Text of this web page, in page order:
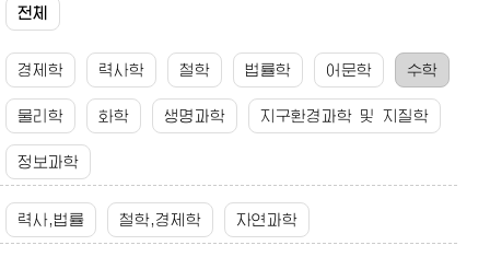
전체
경제학 력사학 철학 법률학 어문학 수학
물리학 화학 생명과학 지구환경과학 및 지질학
정보과학
력사,법률 철학,경제학 자연과학